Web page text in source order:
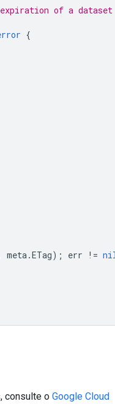
of a dataset
{
meta.ETag); err !=
consulte o Google Cloud